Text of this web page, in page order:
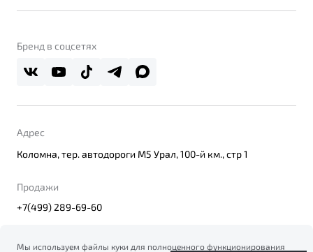
Belgee Линк
О дилерском центре
Правовая информация
Бренд в соцсетях
Адрес
Коломна, тер. автодороги М5 Урал, 100-й км., стр 1
Продажи
+7(499) 289-69-60
Мы используем файлы куки для полноценного функционирования